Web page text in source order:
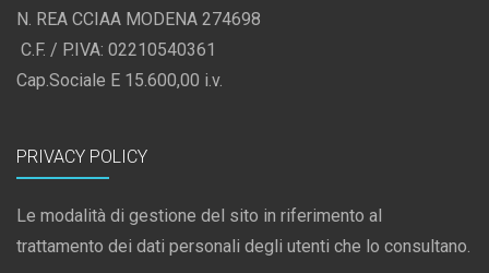
N. REA CCIAA MODENA 274698
C.F. / P.IVA: 02210540361
Cap.Sociale E 15.600,00 i.v.
PRIVACY POLICY
Le modalità di gestione del sito in riferimento al
trattamento dei dati personali degli utenti che lo consultano.